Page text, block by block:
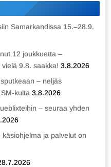
Samarkandissa 15.–28.9.
12 joukkuetta –
9.8. saakka! 3.8.2026
– neljäs
kulta 3.8.2026
– seuraa yhden
ja palvelut on